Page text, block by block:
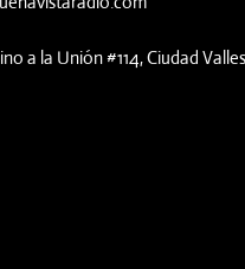
a la Unión #114, Ciudad Valles